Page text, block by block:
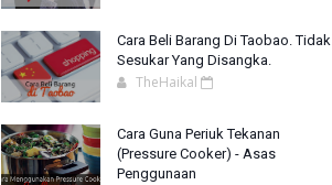
Cara Beli Barang Di Taobao. Tidak
Sesukar Yang Disangka.
TheHaikal
Cara Guna Periuk Tekanan
(Pressure Cooker) - Asas
Penggunaan